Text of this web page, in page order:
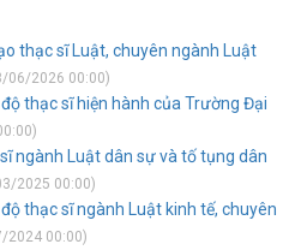
thạc sĩ Luật, chuyên ngành Luật
06/2026 00:00)
thạc sĩ hiện hành của Trường Đại
ngành Luật dân sự và tố tụng dân
2025 00:00)
thạc sĩ ngành Luật kinh tế, chuyên
2024 00:00)